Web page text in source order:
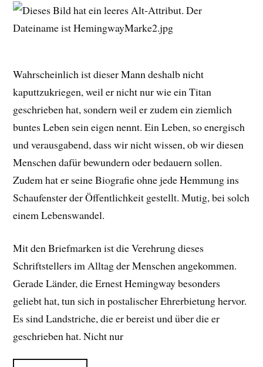
Wahrscheinlich ist dieser Mann deshalb nicht
kaputtzukriegen, weil er nicht nur wie ein Titan
geschrieben hat, sondern weil er zudem ein ziemlich
buntes Leben sein eigen nennt. Ein Leben, so energisch
und verausgabend, dass wir nicht wissen, ob wir diesen
Menschen dafür bewundern oder bedauern sollen.
Zudem hat er seine Biografie ohne jede Hemmung ins
Schaufenster der Öffentlichkeit gestellt. Mutig, bei solch
einem Lebenswandel.
Mit den Briefmarken ist die Verehrung dieses
Schriftstellers im Alltag der Menschen angekommen.
Gerade Länder, die Ernest Hemingway besonders
geliebt hat, tun sich in postalischer Ehrerbietung hervor.
Es sind Landstriche, die er bereist und über die er
geschrieben hat. Nicht nur